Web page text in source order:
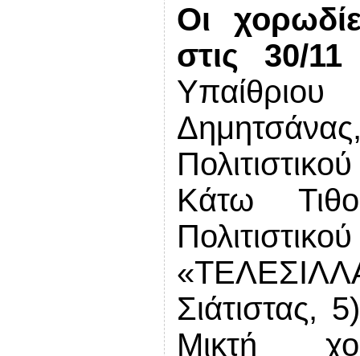
Οι
στις 30/11
Κάτω
Σιάτιστας,
Μικτή